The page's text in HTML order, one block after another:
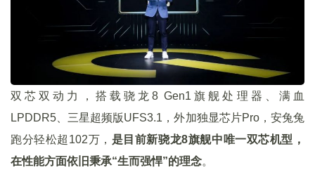
双芯双动力，搭载骁龙8 Gen1旗舰处理器、满血
LPDDR5、三星超频版UFS3.1，外加独显芯片Pro，安兔兔
跑分轻松超102万， 是目前新骁龙8旗舰中唯一双芯机型，
在性能方面依旧秉承“生而强悍”的理念。